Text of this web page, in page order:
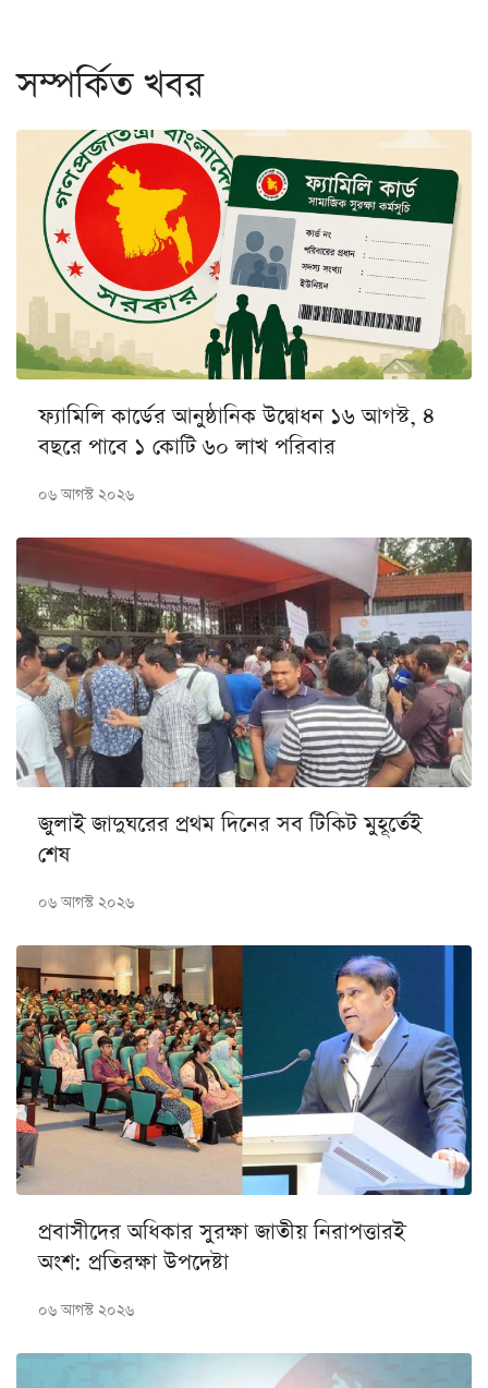
সম্পর্কিত খবর
ফ্যামিলি কার্ডের আনুষ্ঠানিক উদ্বোধন ১৬ আগস্ট, ৪
বছরে পাবে ১ কোটি ৬০ লাখ পরিবার
০৬ আগস্ট ২০২৬
জুলাই জাদুঘরের প্রথম দিনের সব টিকিট মুহূর্তেই
শেষ
০৬ আগস্ট ২০২৬
প্রবাসীদের অধিকার সুরক্ষা জাতীয় নিরাপত্তারই
অংশ: প্রতিরক্ষা উপদেষ্টা
০৬ আগস্ট ২০২৬